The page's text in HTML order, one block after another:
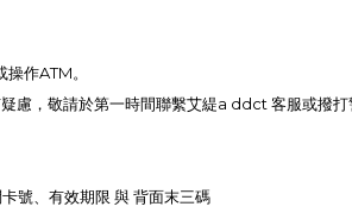
作ATM。
慮，敬請於第一時間聯繫艾緹a ddct 客服或撥
號、有效期限 與 背面末三碼